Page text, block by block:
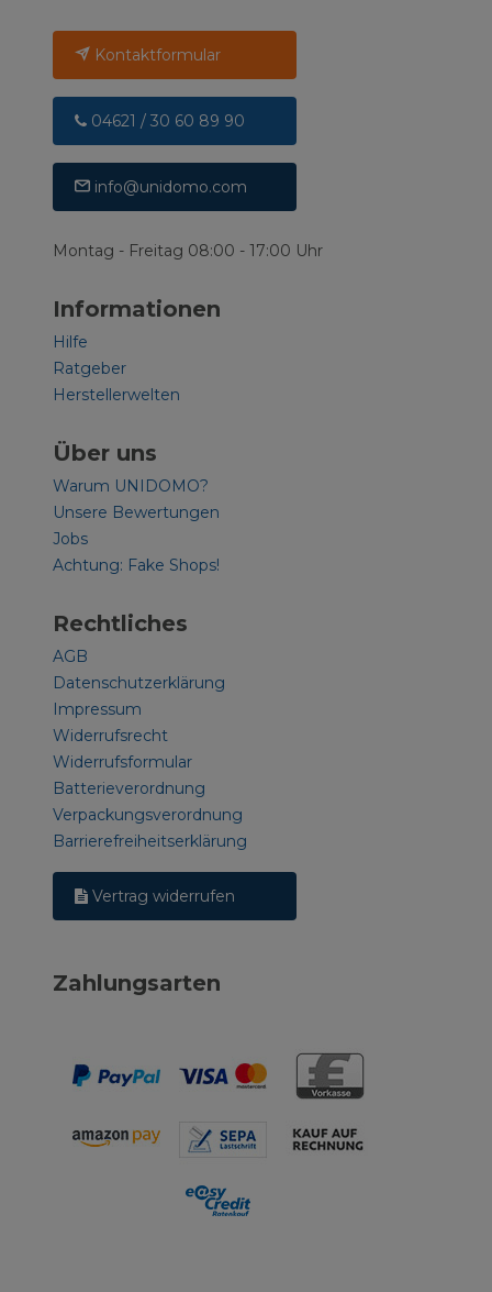
Kontaktformular
04621 / 30 60 89 90
info@unidomo.com
Montag - Freitag 08:00 - 17:00 Uhr
Informationen
Hilfe
Ratgeber
Herstellerwelten
Über uns
Warum UNIDOMO?
Unsere Bewertungen
Jobs
Achtung: Fake Shops!
Rechtliches
AGB
Datenschutzerklärung
Impressum
Widerrufsrecht
Widerrufsformular
Batterieverordnung
Verpackungsverordnung
Barrierefreiheitserklärung
Vertrag widerrufen
Zahlungsarten